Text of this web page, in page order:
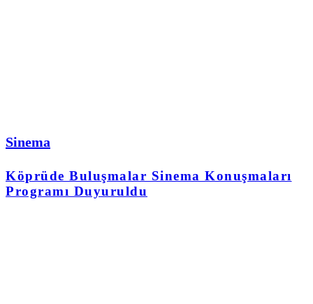
Sinema
Köprüde Buluşmalar Sinema Konuşmaları
Programı Duyuruldu